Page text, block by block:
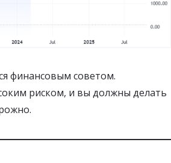
финансовым советом.
риском, и вы должны делать